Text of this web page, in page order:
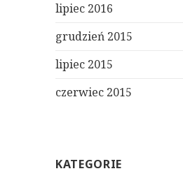
lipiec 2016
grudzień 2015
lipiec 2015
czerwiec 2015
KATEGORIE